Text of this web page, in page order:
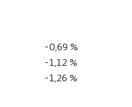
-0,69 %
-1,12 %
-1,26 %